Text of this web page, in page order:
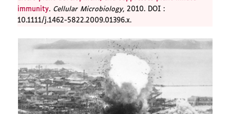
immunity. Cellular Microbiology, 2010. DOI :
10.1111/j.1462-5822.2009.01396.x.